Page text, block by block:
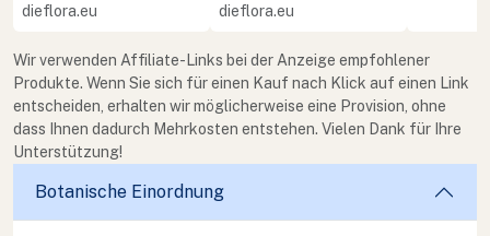
dieflora.eu
dieflora.eu
Wir verwenden Affiliate-Links bei der Anzeige empfohlener
Produkte. Wenn Sie sich für einen Kauf nach Klick auf einen Link
entscheiden, erhalten wir möglicherweise eine Provision, ohne
dass Ihnen dadurch Mehrkosten entstehen. Vielen Dank für Ihre
Unterstützung!
Botanische Einordnung